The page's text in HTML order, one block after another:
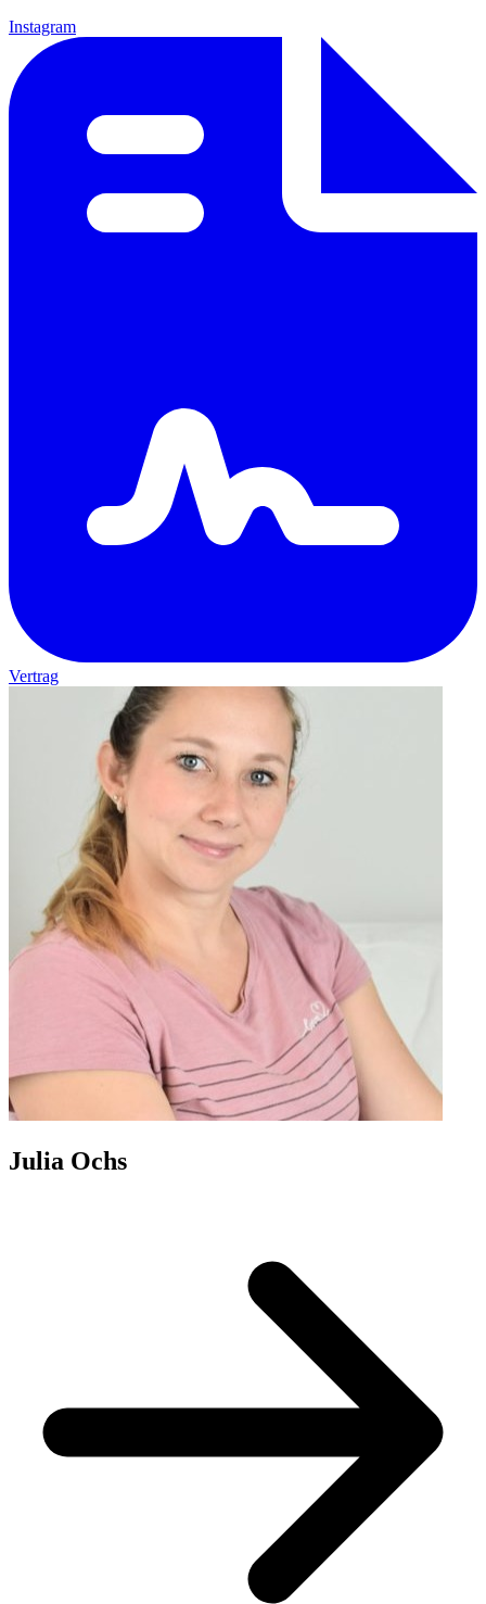
Instagram
Vertrag
Julia Ochs